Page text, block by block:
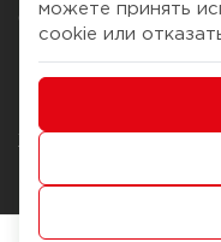
О компании
История Компании
Журнал
Наши марки
Брендирование
можете принять
cookie или